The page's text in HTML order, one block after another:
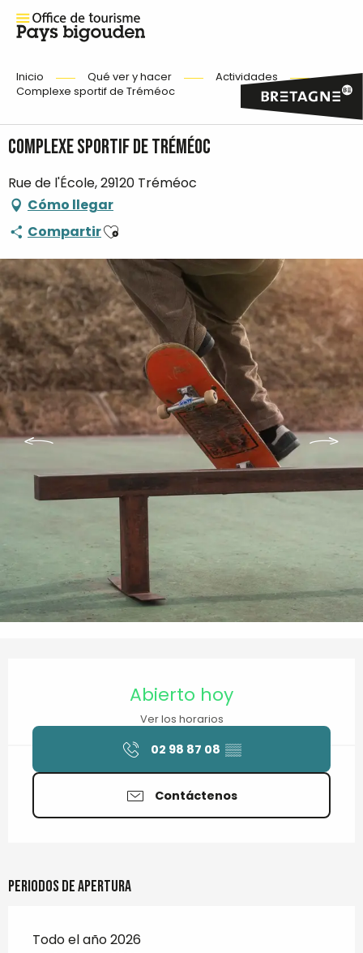
Inicio Qué ver y hacer
Actividades
Complexe sportif de Tréméoc
Complexe sportif de Tréméoc
Rue de l'École, 29120 Tréméoc
Cómo llegar
CompartirAjouter aux favoris
Abierto hoy
Ver los horarios
02 98 87 08 ▒▒
Contáctenos
Periodos de apertura
Todo el año 2026